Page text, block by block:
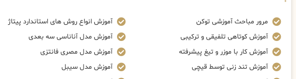
مرور مباحث آموزشی توکن
آموزش کوتاهی تلفیقی و ترکیبی
آموزش کار با موزر و تیغ پیشرفته
آموزش تند زنی توسط قیچی
آموزش انواع روش های استاندارد پیتاژ
آموزش مدل آناناسی سه بعدی
آموزش مدل مصری فانتزی
آموزش مدل سیبل